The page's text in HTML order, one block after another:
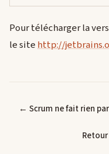
Pour télécharger la
le site http://
← Scrum ne fait rien